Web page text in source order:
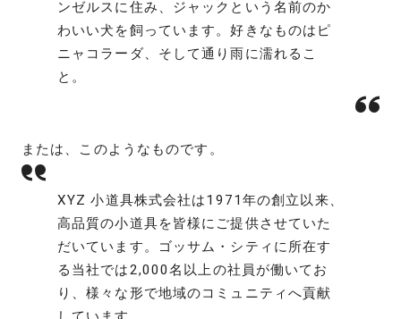
ンゼルスに住み、ジャックという名前のか
わいい犬を飼っています。好きなものはピ
ニャコラーダ、そして通り雨に濡れるこ
と。
または、このようなものです。
XYZ 小道具株式会社は1971年の創立以来、
高品質の小道具を皆様にご提供させていた
だいています。ゴッサム・シティに所在す
る当社では2,000名以上の社員が働いてお
り、様々な形で地域のコミュニティへ貢献